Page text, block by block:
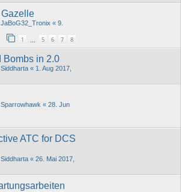
JaBoG32_Tronix « 9.
1 5 6 7 8
Bombs in 2.0
Siddharta « 1. Aug 2017,
Sparrowhawk « 28. Jun
ATC for DCS
Siddharta « 26. Mai 2017,